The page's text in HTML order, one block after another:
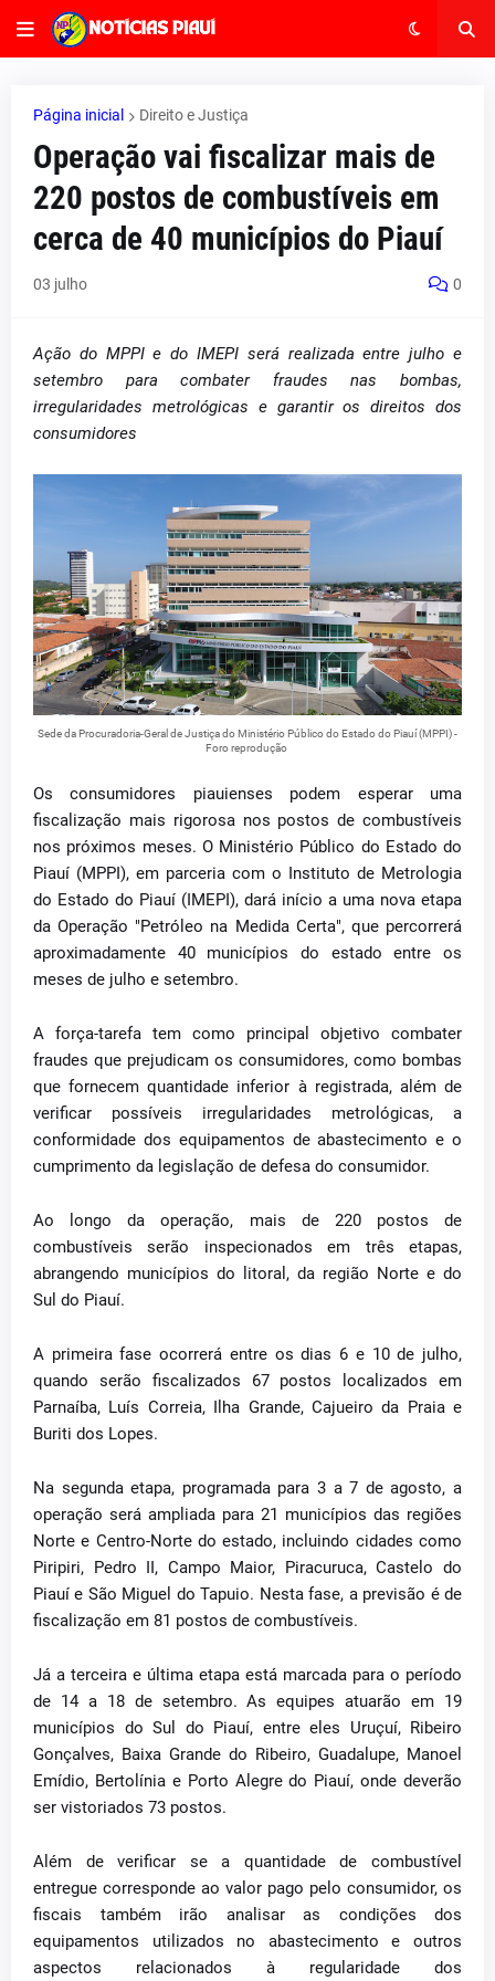
Página inicial Direito e Justiça
Operação vai fiscalizar mais de
220 postos de combustíveis em
cerca de 40 municípios do Piauí
03 julho 0
Ação do MPPI e do IMEPI será realizada entre julho e
setembro para combater fraudes nas bombas,
irregularidades metrológicas e garantir os direitos dos
consumidores
Sede da Procuradoria-Geral de Justiça do Ministério Público do Estado do Piauí (MPPI) -
Foro reprodução
Os consumidores piauienses podem esperar uma
fiscalização mais rigorosa nos postos de combustíveis
nos próximos meses. O Ministério Público do Estado do
Piauí (MPPI), em parceria com o Instituto de Metrologia
do Estado do Piauí (IMEPI), dará início a uma nova etapa
da Operação "Petróleo na Medida Certa", que percorrerá
aproximadamente 40 municípios do estado entre os
meses de julho e setembro.
A força-tarefa tem como principal objetivo combater
fraudes que prejudicam os consumidores, como bombas
que fornecem quantidade inferior à registrada, além de
verificar possíveis irregularidades metrológicas, a
conformidade dos equipamentos de abastecimento e o
cumprimento da legislação de defesa do consumidor.
Ao longo da operação, mais de 220 postos de
combustíveis serão inspecionados em três etapas,
abrangendo municípios do litoral, da região Norte e do
Sul do Piauí.
A primeira fase ocorrerá entre os dias 6 e 10 de julho,
quando serão fiscalizados 67 postos localizados em
Parnaíba, Luís Correia, Ilha Grande, Cajueiro da Praia e
Buriti dos Lopes.
Na segunda etapa, programada para 3 a 7 de agosto, a
operação será ampliada para 21 municípios das regiões
Norte e Centro-Norte do estado, incluindo cidades como
Piripiri, Pedro II, Campo Maior, Piracuruca, Castelo do
Piauí e São Miguel do Tapuio. Nesta fase, a previsão é de
fiscalização em 81 postos de combustíveis.
Já a terceira e última etapa está marcada para o período
de 14 a 18 de setembro. As equipes atuarão em 19
municípios do Sul do Piauí, entre eles Uruçuí, Ribeiro
Gonçalves, Baixa Grande do Ribeiro, Guadalupe, Manoel
Emídio, Bertolínia e Porto Alegre do Piauí, onde deverão
ser vistoriados 73 postos.
Além de verificar se a quantidade de combustível
entregue corresponde ao valor pago pelo consumidor, os
fiscais também irão analisar as condições dos
equipamentos utilizados no abastecimento e outros
aspectos relacionados à regularidade dos